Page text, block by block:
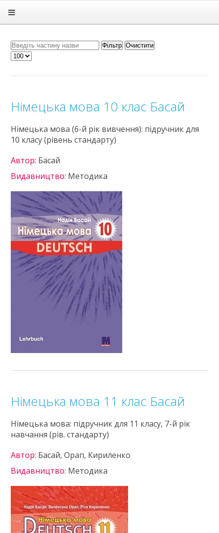
Підручники
ГДЗ
Статті
Зв'язок
Фільтр Очистити
Німецька мова 10 клас Басай
Німецька мова (6-й рік вивчення): підручник для
10 класу (рівень стандарту)
Автор: Басай
Видавництво: Методика
Німецька мова 11 клас Басай
Німецька мова: підручник для 11 класу, 7-й рік
навчання (рів. стандарту)
Автор: Басай, Орап, Кириленко
Видавництво: Методика